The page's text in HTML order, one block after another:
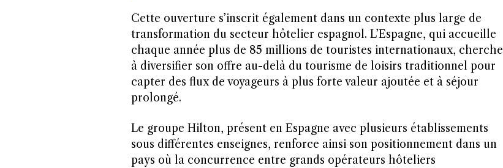
Cette ouverture s’inscrit également dans un contexte plus large de
transformation du secteur hôtelier espagnol. L’Espagne, qui accueille
chaque année plus de 85 millions de touristes internationaux, cherche
à diversifier son offre au-delà du tourisme de loisirs traditionnel pour
capter des flux de voyageurs à plus forte valeur ajoutée et à séjour
prolongé.
Le groupe Hilton, présent en Espagne avec plusieurs établissements
sous différentes enseignes, renforce ainsi son positionnement dans un
pays où la concurrence entre grands opérateurs hôteliers